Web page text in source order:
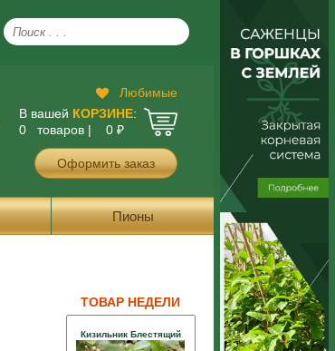
Любимые
В вашей КОРЗИНЕ:
0 товаров |
0 ₽
Оформить заказ
Пионы
ТОВАР НЕДЕЛИ
Кизильник Блестящий